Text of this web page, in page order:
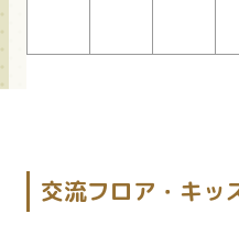
交流フロア・キッ